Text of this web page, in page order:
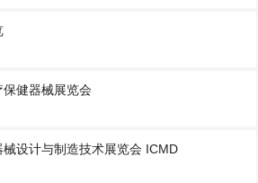
健器械展览会
设计与制造技术展览会 ICMD